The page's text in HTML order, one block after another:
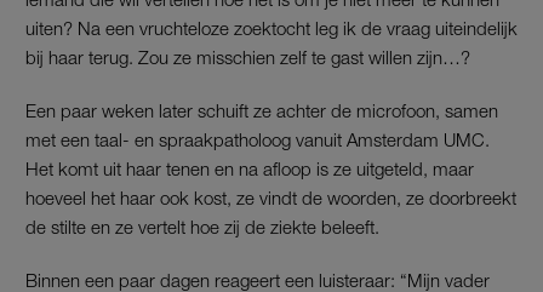
uiten? Na een vruchteloze zoektocht leg ik de vraag uiteindelijk
bij haar terug. Zou ze misschien zelf te gast willen zijn…?
Een paar weken later schuift ze achter de microfoon, samen
met een taal- en spraakpatholoog vanuit Amsterdam UMC.
Het komt uit haar tenen en na afloop is ze uitgeteld, maar
hoeveel het haar ook kost, ze vindt de woorden, ze doorbreekt
de stilte en ze vertelt hoe zij de ziekte beleeft.
Binnen een paar dagen reageert een luisteraar: “Mijn vader